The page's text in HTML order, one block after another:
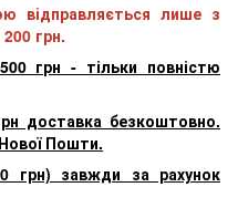
відправляється лише з
грн.
грн - тільки повністю
доставка безкоштовно.
Пошти.
грн) завжди за рахунок